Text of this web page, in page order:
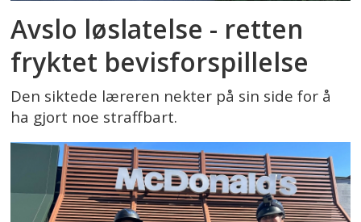
Avslo løslatelse - retten
fryktet bevisforspillelse
Den siktede læreren nekter på sin side for å
ha gjort noe straffbart.